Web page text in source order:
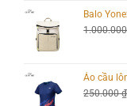
Balo
Áo cầu
250.000₫